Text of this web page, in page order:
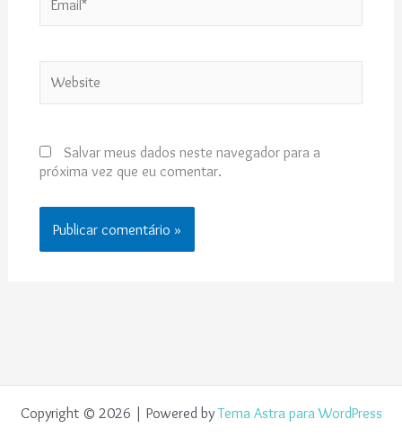
Salvar meus dados neste navegador para a
próxima vez que eu comentar.
Copyright © 2026 | Powered byTema Astra para WordPress